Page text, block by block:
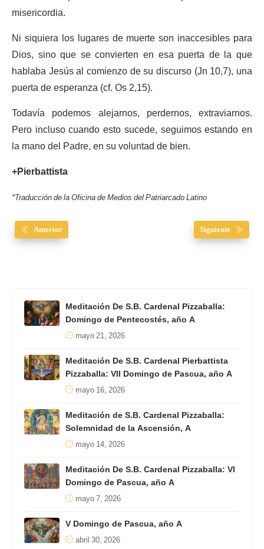
misericordia.
Ni siquiera los lugares de muerte son inaccesibles para
Dios, sino que se convierten en esa puerta de la que
hablaba Jesús al comienzo de su discurso (Jn 10,7), una
puerta de esperanza (cf. Os 2,15).
Todavía podemos alejarnos, perdernos, extraviarnos.
Pero incluso cuando esto sucede, seguimos estando en
la mano del Padre, en su voluntad de bien.
+Pierbattista
*Traducción de la Oficina de Medios del Patriarcado Latino
Anterior Siguiente
Meditación De S.B. Cardenal Pizzaballa:
Domingo de Pentecostés, año A
mayo 21, 2026
Meditación De S.B. Cardenal Pierbattista
Pizzaballa: VII Domingo de Pascua, año A
mayo 16, 2026
Meditación de S.B. Cardenal Pizzaballa:
Solemnidad de la Ascensión, A
mayo 14, 2026
Meditación De S.B. Cardenal Pizzaballa: VI
Domingo de Pascua, año A
mayo 7, 2026
V Domingo de Pascua, año A
abril 30, 2026